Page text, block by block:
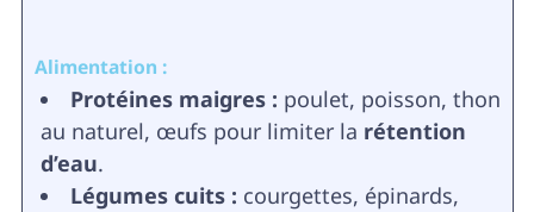
Alimentation :
Protéines maigres : poulet, poisson, thon
au naturel, œufs pour limiter la rétention
d’eau.
Légumes cuits : courgettes, épinards,